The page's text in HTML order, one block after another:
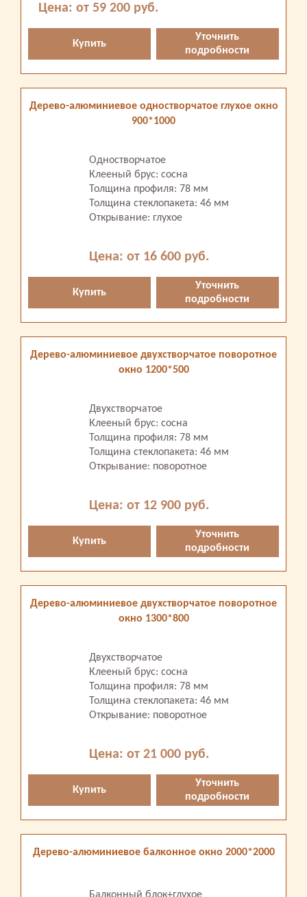
Цена: от 59 200 руб.
Купить
Уточнить
подробности
Дерево-алюминиевое одностворчатое глухое окно
900*1000
Одностворчатое
Клееный брус: сосна
Толщина профиля: 78 мм
Толщина стеклопакета: 46 мм
Открывание: глухое
Цена: от 16 600 руб.
Купить
Уточнить
подробности
Дерево-алюминиевое двухстворчатое поворотное
окно 1200*500
Двухстворчатое
Клееный брус: сосна
Толщина профиля: 78 мм
Толщина стеклопакета: 46 мм
Открывание: поворотное
Цена: от 12 900 руб.
Купить
Уточнить
подробности
Дерево-алюминиевое двухстворчатое поворотное
окно 1300*800
Двухстворчатое
Клееный брус: сосна
Толщина профиля: 78 мм
Толщина стеклопакета: 46 мм
Открывание: поворотное
Цена: от 21 000 руб.
Купить
Уточнить
подробности
Дерево-алюминиевое балконное окно 2000*2000